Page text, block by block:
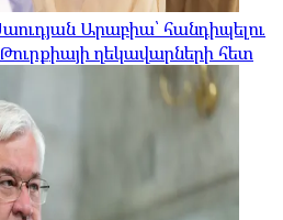
Արաբիա՝ հանդիպելու
ղեկավարների հետ